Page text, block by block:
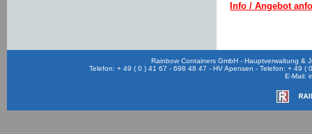
Info / Angebot
Rainbow Containers GmbH - Hauptverwaltung &
Telefon: + 49 ( 0 ) 41 67 - 698 48 47 - HV Apensen - Telefon: + 49
E-Mail: